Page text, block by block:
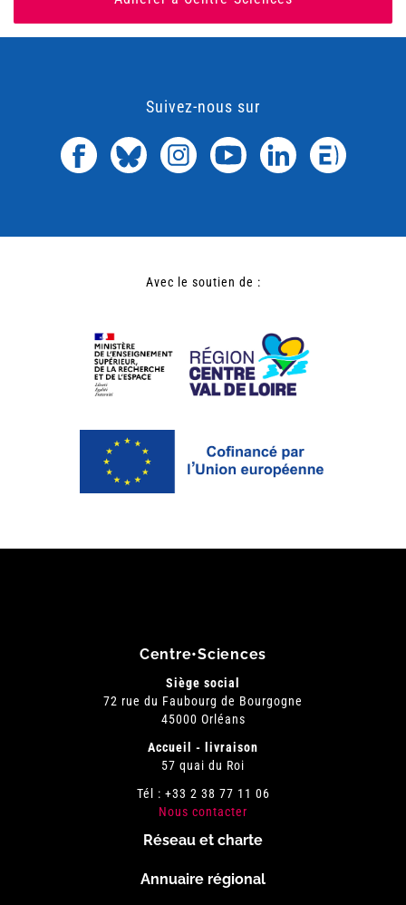
Suivez-nous sur
Avec le soutien de :
Centre•Sciences
Siège social
72 rue du Faubourg de Bourgogne
45000 Orléans
Accueil - livraison
57 quai du Roi
Tél : +33 2 38 77 11 06
Nous contacter
Réseau et charte
Annuaire régional